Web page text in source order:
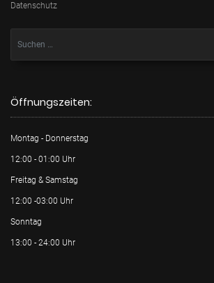
Datenschutz
Öffnungszeiten:
Montag - Donnerstag
12:00 - 01:00 Uhr
Freitag & Samstag
12:00 -03:00 Uhr
Sonntag
13:00 - 24:00 Uhr